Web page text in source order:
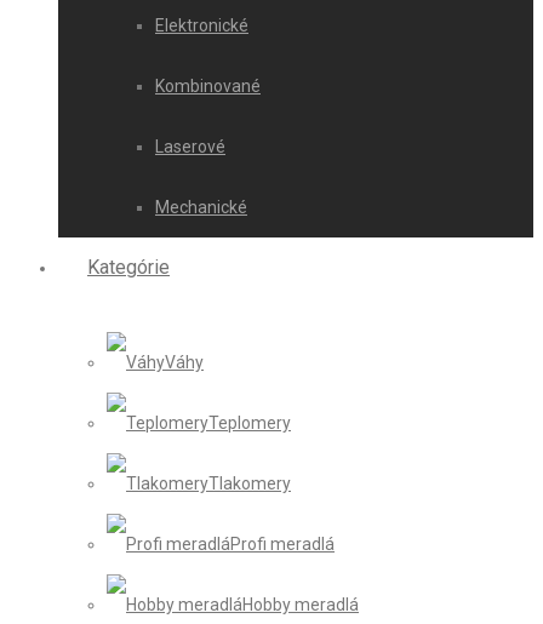
Elektronické
Kombinované
Laserové
Mechanické
Kategórie
Váhy
Teplomery
Tlakomery
Profi meradlá
Hobby meradlá